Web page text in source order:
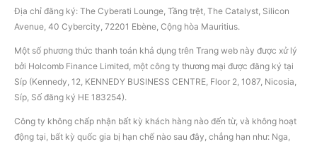
Địa chỉ đăng ký: The Cyberati Lounge, Tầng trệt, The Catalyst, Silicon
Avenue, 40 Cybercity, 72201 Ebène, Cộng hòa Mauritius.
Một số phương thức thanh toán khả dụng trên Trang web này được xử lý
bởi Holcomb Finance Limited, một công ty thương mại được đăng ký tại
Síp (Kennedy, 12, KENNEDY BUSINESS CENTRE, Floor 2, 1087, Nicosia,
Síp, Số đăng ký HE 183254).
Công ty không chấp nhận bất kỳ khách hàng nào đến từ, và không hoạt
động tại, bất kỳ quốc gia bị hạn chế nào sau đây, chẳng hạn như: Nga,